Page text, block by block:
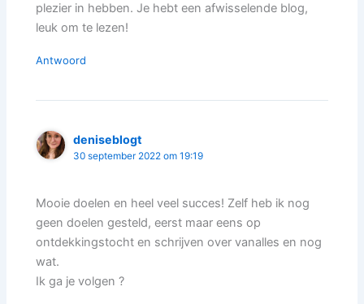
plezier in hebben. Je hebt een afwisselende blog,
leuk om te lezen!
Antwoord
deniseblogt
30 september 2022 om 19:19
Mooie doelen en heel veel succes! Zelf heb ik nog
geen doelen gesteld, eerst maar eens op
ontdekkingstocht en schrijven over vanalles en nog
wat.
Ik ga je volgen ?